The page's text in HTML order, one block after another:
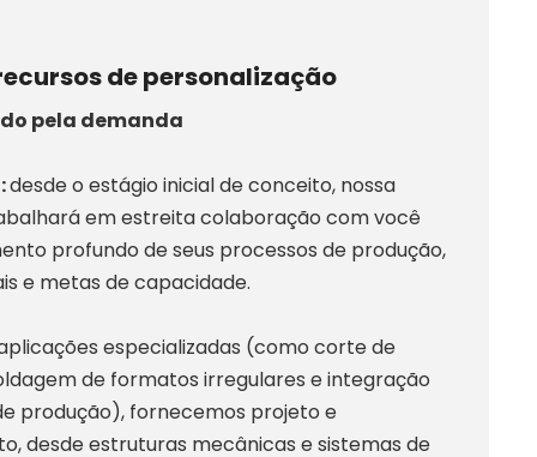
de personalização
pela demanda
desde o estágio inicial de conceito, nossa
em estreita colaboração com você
profundo de seus processos de produção,
e metas de capacidade.
especializadas (como corte de
de formatos irregulares e integração
produção), fornecemos projeto e
desde estruturas mecânicas e sistemas de